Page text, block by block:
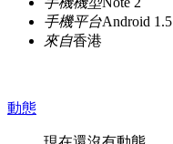
手機平台Android 1.5
來自香港
動態